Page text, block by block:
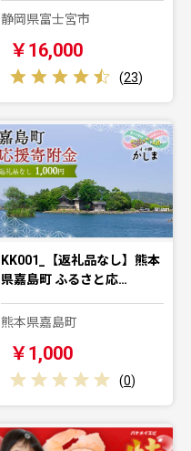
静岡県富士宮市
￥16,000
(23)
KK001_【返礼品なし】熊本
県嘉島町 ふるさと応…
熊本県嘉島町
￥1,000
(0)